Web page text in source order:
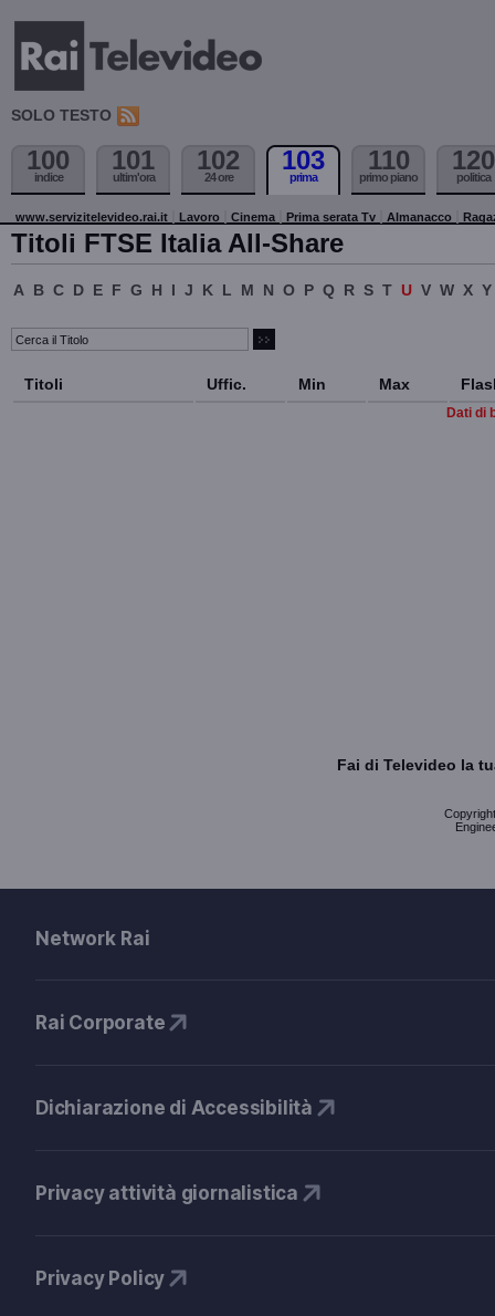
SOLO TESTO
100
indice
101
ultim'ora
102
24 ore
103
prima
110
primo piano
120
politica
www.servizitelevideo.rai.it Lavoro Cinema Prima serata Tv Almanacco
Titoli FTSE Italia All-Share
A B C D E F G H I J K L M N O P Q R S T U V W X Y
Titoli Uffic. Min Max
Dati di
Fai di Televideo la